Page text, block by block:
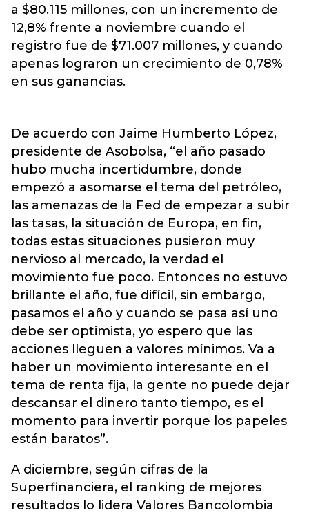
a $80.115 millones, con un incremento de
12,8% frente a noviembre cuando el
registro fue de $71.007 millones, y cuando
apenas lograron un crecimiento de 0,78%
en sus ganancias.
De acuerdo con Jaime Humberto López,
presidente de Asobolsa, “el año pasado
hubo mucha incertidumbre, donde
empezó a asomarse el tema del petróleo,
las amenazas de la Fed de empezar a subir
las tasas, la situación de Europa, en fin,
todas estas situaciones pusieron muy
nervioso al mercado, la verdad el
movimiento fue poco. Entonces no estuvo
brillante el año, fue difícil, sin embargo,
pasamos el año y cuando se pasa así uno
debe ser optimista, yo espero que las
acciones lleguen a valores mínimos. Va a
haber un movimiento interesante en el
tema de renta fija, la gente no puede dejar
descansar el dinero tanto tiempo, es el
momento para invertir porque los papeles
están baratos”.
A diciembre, según cifras de la
Superfinanciera, el ranking de mejores
resultados lo lidera Valores Bancolombia